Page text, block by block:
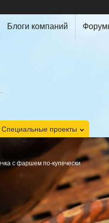
Блоги компаний
Специальные проекты
с фаршем по-купечески